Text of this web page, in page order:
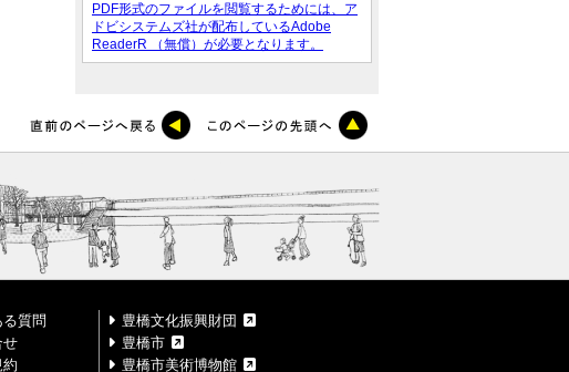
PDF形式のファイルを閲覧するためには、ア
ドビシステムズ社が配布しているAdobe
ReaderR （無償）が必要となります。
る質問
せ
豊橋文化振興財団
豊橋市
豊橋市美術博物館